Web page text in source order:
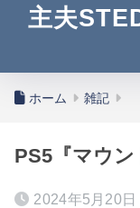
主夫
ホーム 雑記
PS5『マウ
2024年5月20日